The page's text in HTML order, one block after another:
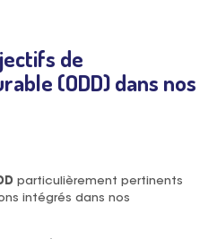
de
(ODD) dans nos
particulièrement pertinents
intégrés dans nos